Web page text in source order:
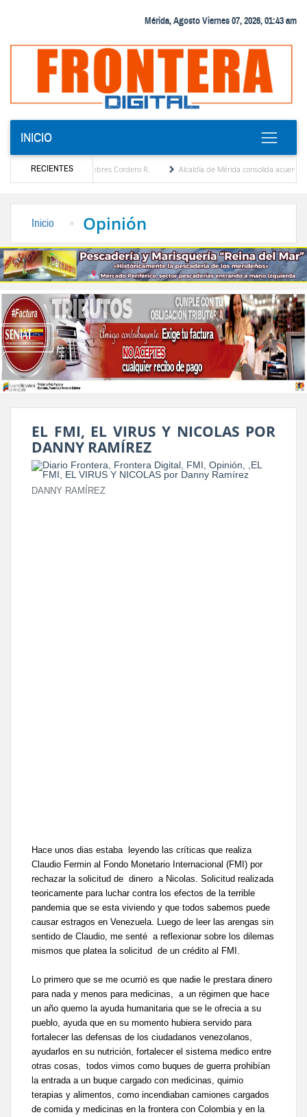
Mérida, Agosto Viernes 07, 2026, 01:43 am
INICIO
RECIENTES
María Eugenia Febres Cordero R.
Alcaldía de Mérida consolida acuerdos con
Inicio Opinión
EL FMI, EL VIRUS Y NICOLAS POR
DANNY RAMÍREZ
DANNY RAMÍREZ
Hace unos dias estaba leyendo las críticas que realiza
Claudio Fermin al Fondo Monetario Internacional (FMI) por
rechazar la solicitud de dinero a Nicolas. Solicitud realizada
teoricamente para luchar contra los efectos de la terrible
pandemia que se esta viviendo y que todos sabemos puede
causar estragos en Venezuela. Luego de leer las arengas sin
sentido de Claudio, me senté a reflexionar sobre los dilemas
mismos que platea la solicitud de un crédito al FMI.
Lo primero que se me ocurrió es que nadie le prestara dinero
para nada y menos para medicinas, a un régimen que hace
un año quemo la ayuda humanitaria que se le ofrecia a su
pueblo, ayuda que en su momento hubiera servido para
fortalecer las defensas de los ciudadanos venezolanos,
ayudarlos en su nutrición, fortalecer el sistema medico entre
otras cosas, todos vimos como buques de guerra prohibían
la entrada a un buque cargado con medicinas, quimio
terapias y alimentos, como incendiaban camiones cargados
de comida y medicinas en la frontera con Colombia y en la